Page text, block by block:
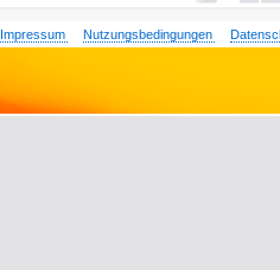
Impressum Nutzungsbedingungen